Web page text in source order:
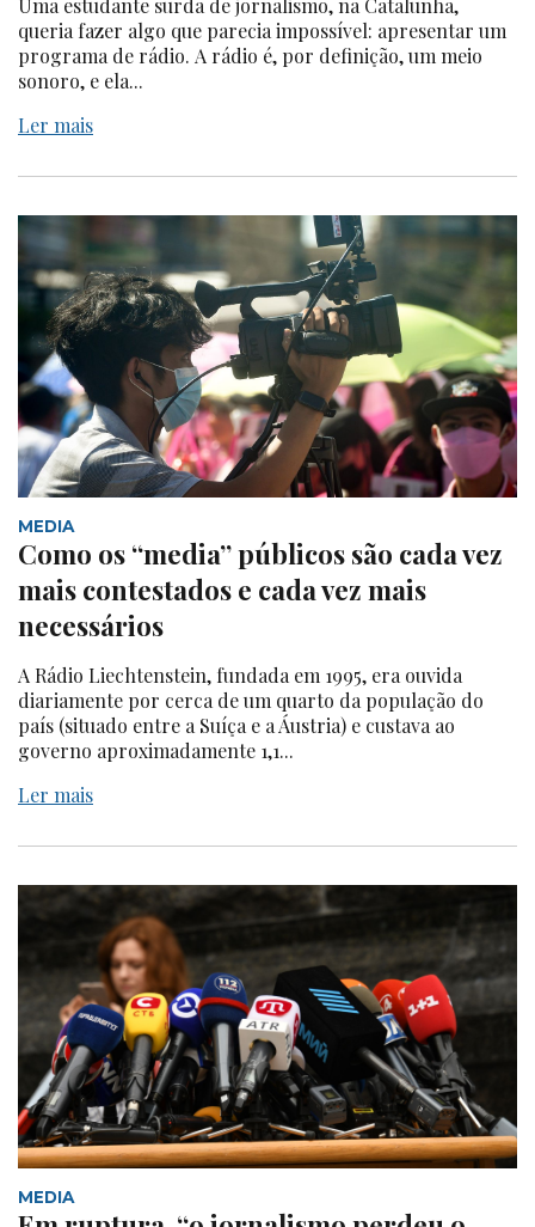
queria fazer algo que parecia impossível: apresentar um
programa de rádio. A rádio é, por definição, um meio
sonoro, e ela...
Ler mais
MEDIA
Como os “media” públicos são cada vez
mais contestados e cada vez mais
necessários
A Rádio Liechtenstein, fundada em 1995, era ouvida
diariamente por cerca de um quarto da população do
país (situado entre a Suíça e a Áustria) e custava ao
governo aproximadamente 1,1...
Ler mais
MEDIA